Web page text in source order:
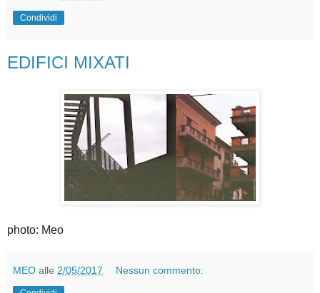
Condividi
EDIFICI MIXATI
photo: Meo
MEO alle 2/05/2017 Nessun commento: